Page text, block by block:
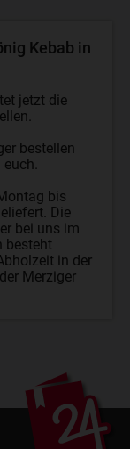
Kebab in
jetzt die
bestellen
euch.
bis
Die
bei uns im
besteht
in der
Merziger